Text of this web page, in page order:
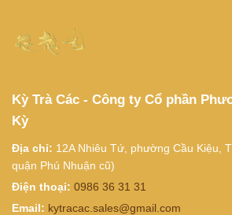
Kỳ Trà Các - Công ty Cổ phần
Kỳ
Địa chỉ: 12A Nhiêu Tứ, phường Cầu Kiệu,
quận Phú Nhuận cũ)
Điện thoại: 0986 36 31 31
Email: kytracac.sales@gmail.com